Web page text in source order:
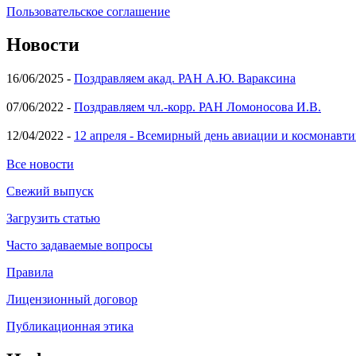
Пользовательское соглашение
Новости
16/06/2025 - Поздравляем акад. РАН А.Ю. Вараксина
07/06/2022 - Поздравляем чл.-корр. РАН Ломоносова И.В.
12/04/2022 - 12 апреля - Всемирный день авиации и
Все новости
Свежий выпуск
Загрузить статью
Часто задаваемые вопросы
Правила
Лицензионный договор
Публикационная этика